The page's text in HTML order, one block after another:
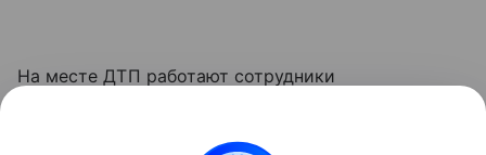
На месте ДТП работают сотрудники
группа. Полицейские выясняют все